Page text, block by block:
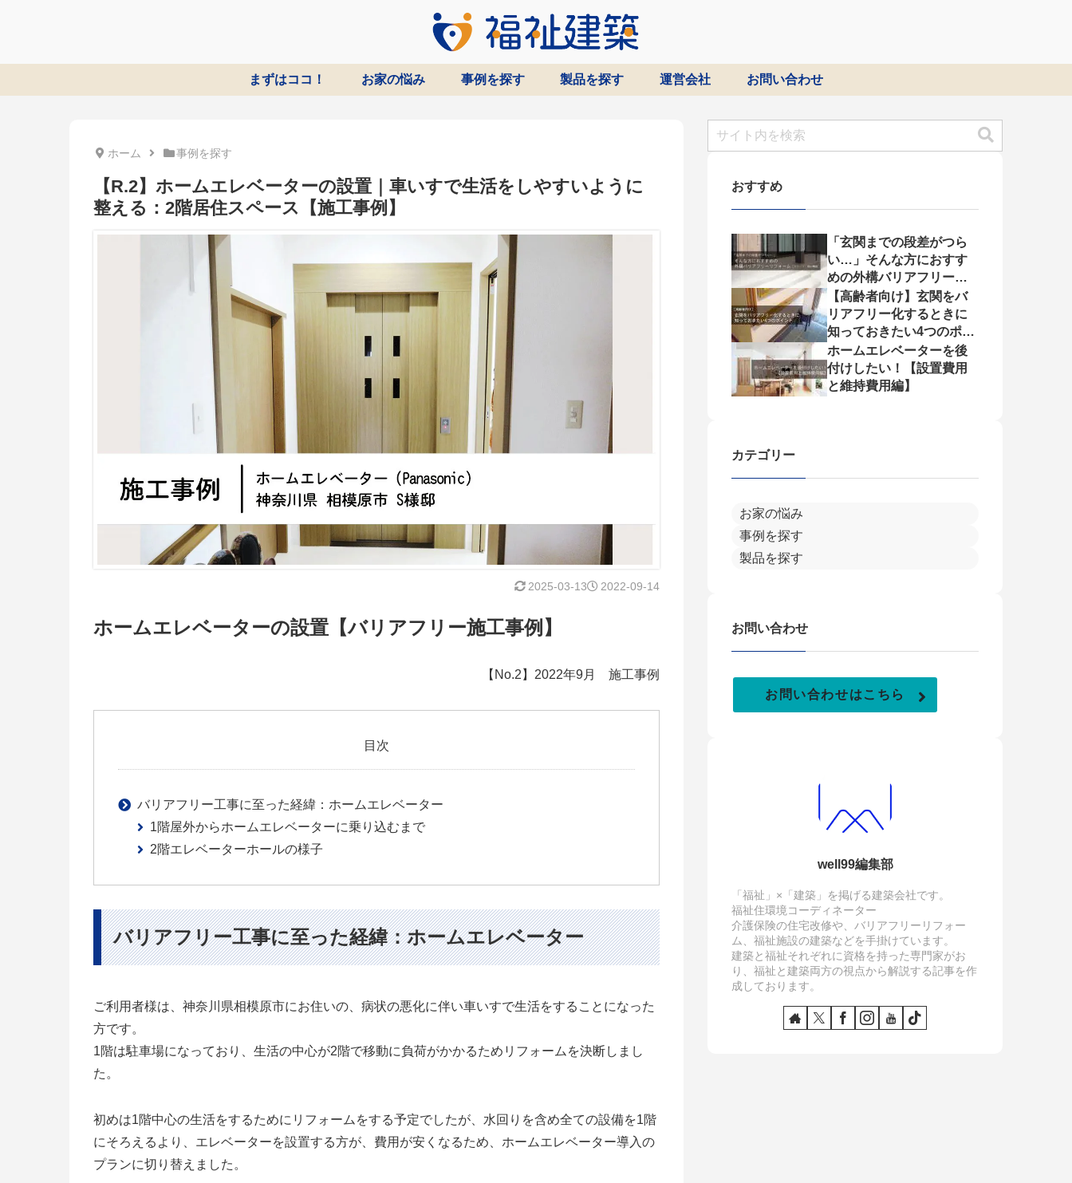
まずはココ！ お家の悩み 事例を探す 製品を探す 運営会社 お問い合わせ
ホーム 事例を探す
【R.2】ホームエレベーターの設置｜車いすで生活をしやすいように
整える：2階居住スペース【施工事例】
2022-09-14
2025-03-13
ホームエレベーターの設置【バリアフリー施工事例】
【No.2】2022年9月 施工事例
目次
バリアフリー工事に至った経緯：ホームエレベーター
1階屋外からホームエレベーターに乗り込むまで
2階エレベーターホールの様子
バリアフリー工事に至った経緯：ホームエレベーター
ご利用者様は、神奈川県相模原市にお住いの、病状の悪化に伴い車いすで生活をすることになった
方です。
1階は駐車場になっており、生活の中心が2階で移動に負荷がかかるためリフォームを決断しまし
た。
初めは1階中心の生活をするためにリフォームをする予定でしたが、水回りを含め全ての設備を1階
にそろえるより、エレベーターを設置する方が、費用が安くなるため、ホームエレベーター導入の
プランに切り替えました。
おすすめ
「玄関までの段差がつら
い…」そんな方におすす
めの外構バリアフリーリ
フォーム【スロープ・福
祉機器】
【高齢者向け】玄関をバ
リアフリー化するときに
知っておきたい4つのポイ
ント
ホームエレベーターを後
付けしたい！【設置費用
と維持費用編】
カテゴリー
お家の悩み
事例を探す
製品を探す
お問い合わせ
お問い合わせはこちら
well99編集部
「福祉」×「建築」を掲げる建築会社です。
福祉住環境コーディネーター
介護保険の住宅改修や、バリアフリーリフォー
ム、福祉施設の建築などを手掛けています。
建築と福祉それぞれに資格を持った専門家がお
り、福祉と建築両方の視点から解説する記事を作
成しております。